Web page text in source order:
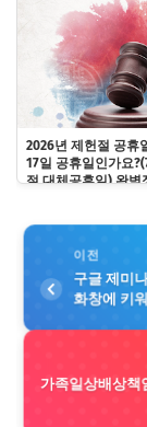
2026년 제헌절 공휴
17일 공휴일인가요
절 대체공휴일) 완벽
이전
구글 제미
화창에 키
가족일상배상책